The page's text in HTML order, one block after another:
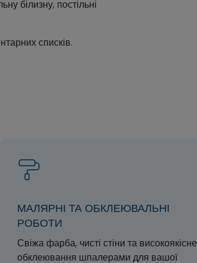
білизну, постільні
списків.
МАЛЯРНІ ТА ОБКЛЕЮВАЛЬНІ
РОБОТИ
Свіжа фарба, чисті стіни та високоякісне
обклеювання шпалерами для вашої